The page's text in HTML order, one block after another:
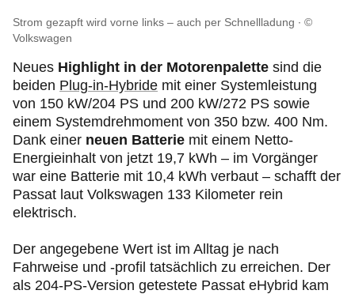
Strom gezapft wird vorne links – auch per Schnellladung
©
Volkswagen
Neues Highlight in der Motorenpalette sind die
beiden Plug‑in-Hybride mit einer Systemleistung
von 150 kW/204 PS und 200 kW/272 PS sowie
einem Systemdrehmoment von 350 bzw. 400 Nm.
Dank einer neuen Batterie mit einem Netto-
Energieinhalt von jetzt 19,7 kWh – im Vorgänger
war eine Batterie mit 10,4 kWh verbaut – schafft der
Passat laut Volkswagen 133 Kilometer rein
elektrisch.
Der angegebene Wert ist im Alltag je nach
Fahrweise und -profil tatsächlich zu erreichen. Der
als 204-PS-Version getestete Passat eHybrid kam